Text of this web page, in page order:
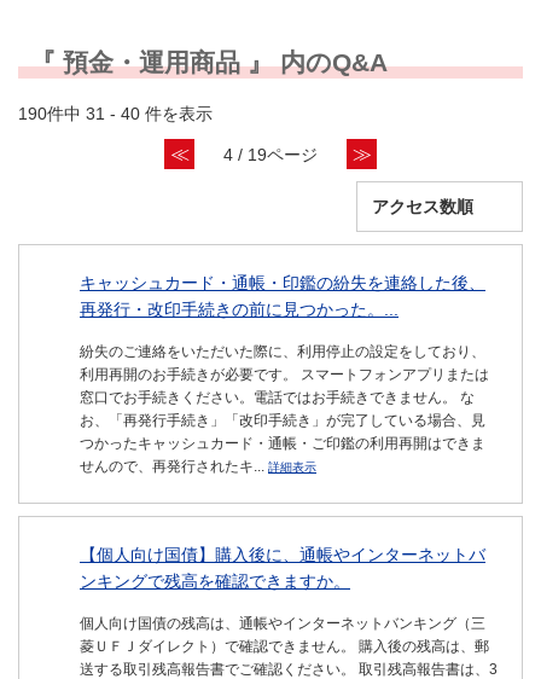
『 預金・運用商品 』 内のQ&A
190件中 31 - 40 件を表示
≪ 4 / 19ページ ≫
キャッシュカード・通帳・印鑑の紛失を連絡した後、
再発行・改印手続きの前に見つかった。...
紛失のご連絡をいただいた際に、利用停止の設定をしており、
利用再開のお手続きが必要です。 スマートフォンアプリまたは
窓口でお手続きください。電話ではお手続きできません。 な
お、「再発行手続き」「改印手続き」が完了している場合、見
つかったキャッシュカード・通帳・ご印鑑の利用再開はできま
せんので、再発行されたキ... 詳細表示
【個人向け国債】購入後に、通帳やインターネットバ
ンキングで残高を確認できますか。
個人向け国債の残高は、通帳やインターネットバンキング（三
菱ＵＦＪダイレクト）で確認できません。 購入後の残高は、郵
送する取引残高報告書でご確認ください。 取引残高報告書は、3